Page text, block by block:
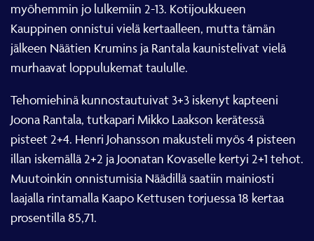
myöhemmin jo lulkemiin 2-13. Kotijoukkueen
Kauppinen onnistui vielä kertaalleen, mutta tämän
jälkeen Näätien Krumins ja Rantala kaunistelivat vielä
murhaavat loppulukemat taululle.
Tehomiehinä kunnostautuivat 3+3 iskenyt kapteeni
Joona Rantala, tutkapari Mikko Laakson kerätessä
pisteet 2+4. Henri Johansson makusteli myös 4 pisteen
illan iskemällä 2+2 ja Joonatan Kovaselle kertyi 2+1 tehot.
Muutoinkin onnistumisia Näädillä saatiin mainiosti
laajalla rintamalla Kaapo Kettusen torjuessa 18 kertaa
prosentilla 85,71.